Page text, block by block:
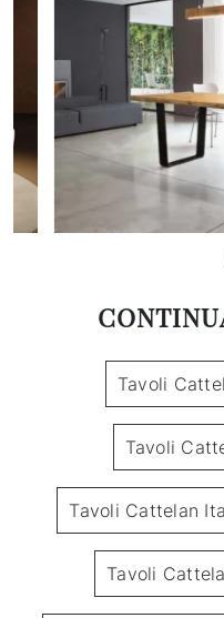
Tavoli
Tavoli
Tavoli Cattelan
Tavoli